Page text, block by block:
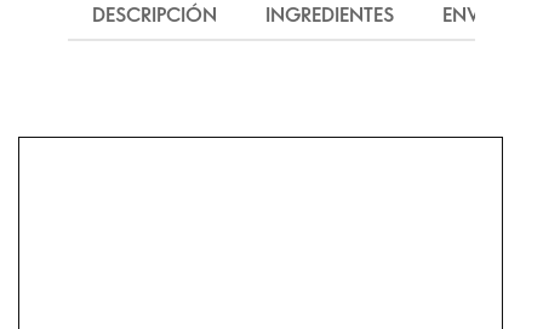
DESCRIPCIÓN INGREDIENTES ENVÍO